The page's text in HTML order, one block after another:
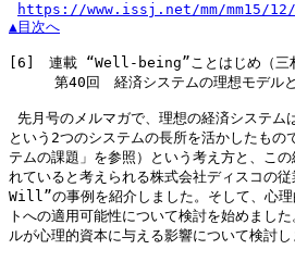
https://www.issj.net/mm/mm15/12/
▲目次へ
[6]
連載 “Well-being”ことはじめ（三
第40回　経済システムの理想モデルと
先月号のメルマガで、理想の経済システム
という2つのシステムの長所を活かしたも
テムの課題」を参照）という考え方と、こ
れていると考えられる株式会社ディスコの
Will”の事例を紹介しました。そして、心理
トへの適用可能性について検討を始めまし
ルが心理的資本に与える影響について検討し